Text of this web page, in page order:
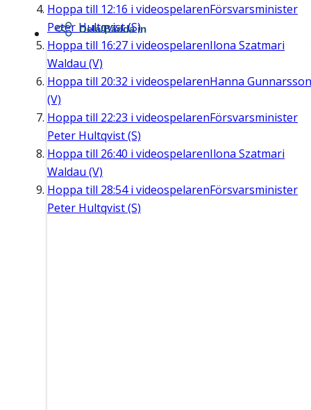
Hoppa till 12:16 i videospelarenFörsvarsminister
Peter Hultqvist (S)
Hoppa till 16:27 i videospelarenIlona Szatmari
Waldau (V)
Hoppa till 20:32 i videospelarenHanna Gunnarsson
(V)
Hoppa till 22:23 i videospelarenFörsvarsminister
Peter Hultqvist (S)
Hoppa till 26:40 i videospelarenIlona Szatmari
Waldau (V)
Hoppa till 28:54i videospelarenFörsvarsminister
Peter Hultqvist (S)
Dela/Bädda in